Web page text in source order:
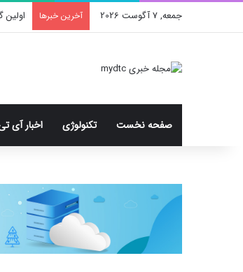
جمعه, 7 آگوست 2026 آخرین خبرها
صفحه نخست تکنولوژی اخبار آی